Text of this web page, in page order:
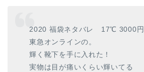
2020 福袋ネタバレ 17℃ 3000円
東急オンラインの。
輝く靴下を手に入れた！
実物は目が痛いくらい輝いてる